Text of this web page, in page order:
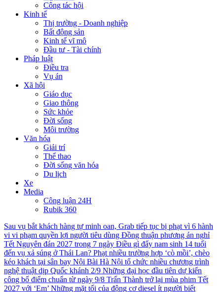
Công tác hội
Kinh tế
Thị trường - Doanh nghiệp
Bất động sản
Kinh tế vĩ mô
Đầu tư - Tài chính
Pháp luật
Điều tra
Vụ án
Xã hội
Giáo dục
Giao thông
Sức khỏe
Đời sống
Môi trường
Văn hóa
Giải trí
Thể thao
Đời sống văn hóa
Du lịch
Xe
Media
Công luận 24H
Rubik 360
Sau vụ bắt khách hàng tự minh oan, Grab tiếp tục bị phạt vì 6 hành
vi vi phạm quyền lợi người tiêu dùng Đồng thuận phương án nghỉ
Tết Nguyên đán 2027 trong 7 ngày Điều gì đẩy nam sinh 14 tuổi
đến vụ xả súng ở Thái Lan? Phạt nhiều trường hợp ‘cò mồi’, chèo
kéo khách tại sân bay Nội Bài Hà Nội tổ chức nhiều chương trình
nghệ thuật dịp Quốc khánh 2/9 Những đại học đầu tiên dự kiến
công bố điểm chuẩn từ ngày 9/8 Trấn Thành trở lại mùa phim Tết
2027 với ‘Em’ Những mặt tối của động cơ diesel ít người biết